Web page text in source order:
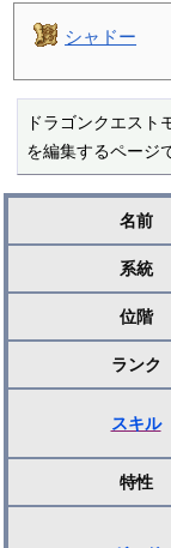
シャドー
ドラゴンクエス
を編集するページ
名前
系統
位階
ランク
スキル
特性